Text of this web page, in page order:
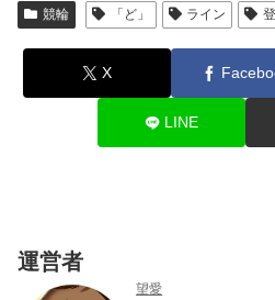
競輪 「ど」 ライン
X
LINE
運営者
望愛